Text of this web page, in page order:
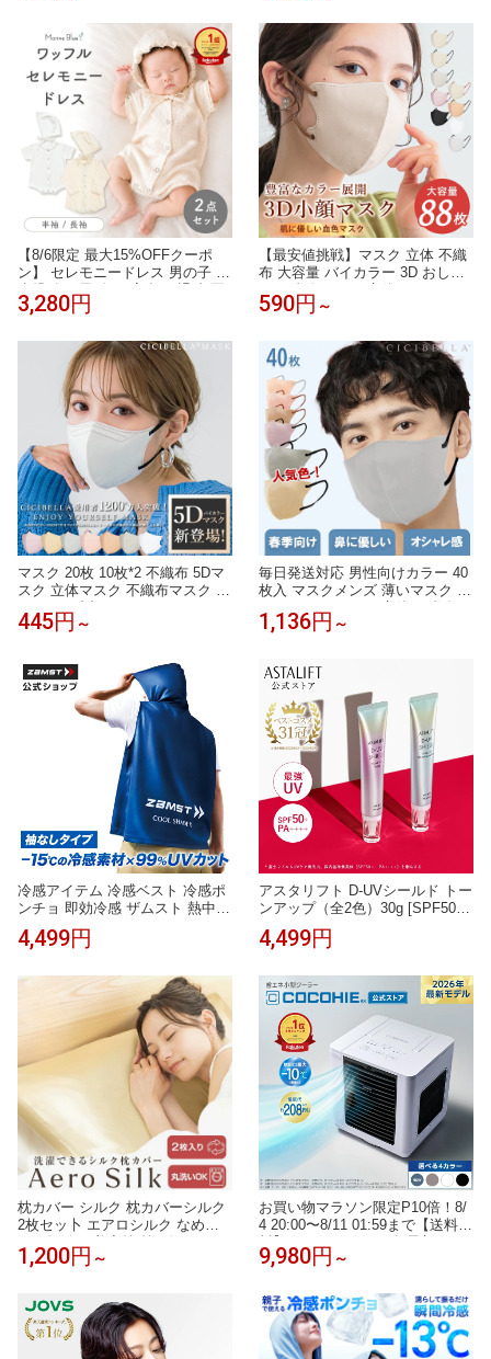
ト お名前 保育園 幼稚園 入園 入
学 介護 ネーム 漢字 食洗機 1000
円ポッキ
濯可能 保育園 幼稚園 入学 入園
靴下 洗濯 洋服 上靴 水筒 名前 介
護 ネームタグ 小学校入学 なまえ
シール
【8/6限定 最大15%OFFクーポ
ン】 セレモニードレス 男の子 新
用 ベビー ベビー服 夏 半袖 退院
レモニー 長袖 ロンパース 前開き
ワッフルロンパース セット 帽子
ボンネット 子供服
3,280円
【最安値挑戦】マスク 立体 不織
布 大容量 バイカラー 3D おしゃ
マスク 不織布カラーマスク バイ
スク 小顔 丸顔 面長 大きめ 小さ
め 立体バイカラー 冷感マスク 大
人 男女 子供 柔らかい HANAMI
花粉 マスク
590円 ～
マスク 20枚 10枚*2 不織布 5Dマ
スク 立体マスク 不織布マスク 3
Dマスク 小顔マスク バイカラー
マスク 血色マスク カラーマスク
が痛くならない おしゃれcicibella
シシベラ マスク
445円 ～
毎日発送対応 男性向けカラー 40
枚入 マスクメンズ 薄いマスク 3d
マスク バイカラー 立体 不織布マ
スク マスクおしゃれ 小顔マスク
スクバイカラー
1,136円 ～
冷感アイテム 冷感ベスト 冷感ポ
ンチョ 即効冷感 ザムスト 熱中症
対策 暑さ対策 暑さ対策グッズ 冷
感グッズ 冷感 冷却 UVカット 紫
SHADER アクティブベスト クー
ルシェイダー
4,499円
アスタリフト D-UVシールド トー
ンアップ（全2色）30g [SPF50+ /
PA++++]【FUJIFILM 公式】| 日
焼け止め 化粧下地 毛穴カバー 保
ケア 日焼止め 日焼けどめ UV化
粧下地 ASTALIFT
4,499円
枕カバー シルク 枕カバーシルク
2枚セッ卜 エアロシルク なめら
かな肌触り 美容枕 枕 ピローケー
ス 冷感 ひんやり 洗濯機・乾燥機
1,200円 ～
お買い物マラソン限定P10倍！8/
4 20:00〜8/11 01:59まで【送料無
料】ここひえR82026年最新モデ
ル 正規品 ショップジャパン公式
冷風扇 冷風機 卓上クーラー
9,980円 ～